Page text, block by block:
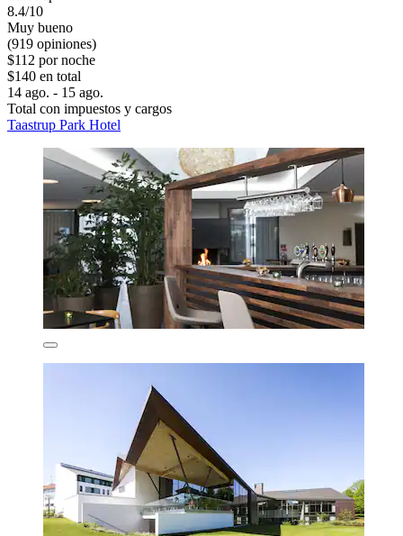
8.4/10
Muy bueno
(919 opiniones)
$112 por noche
$140 en total
14 ago. - 15 ago.
Total con impuestos y cargos
Taastrup Park Hotel